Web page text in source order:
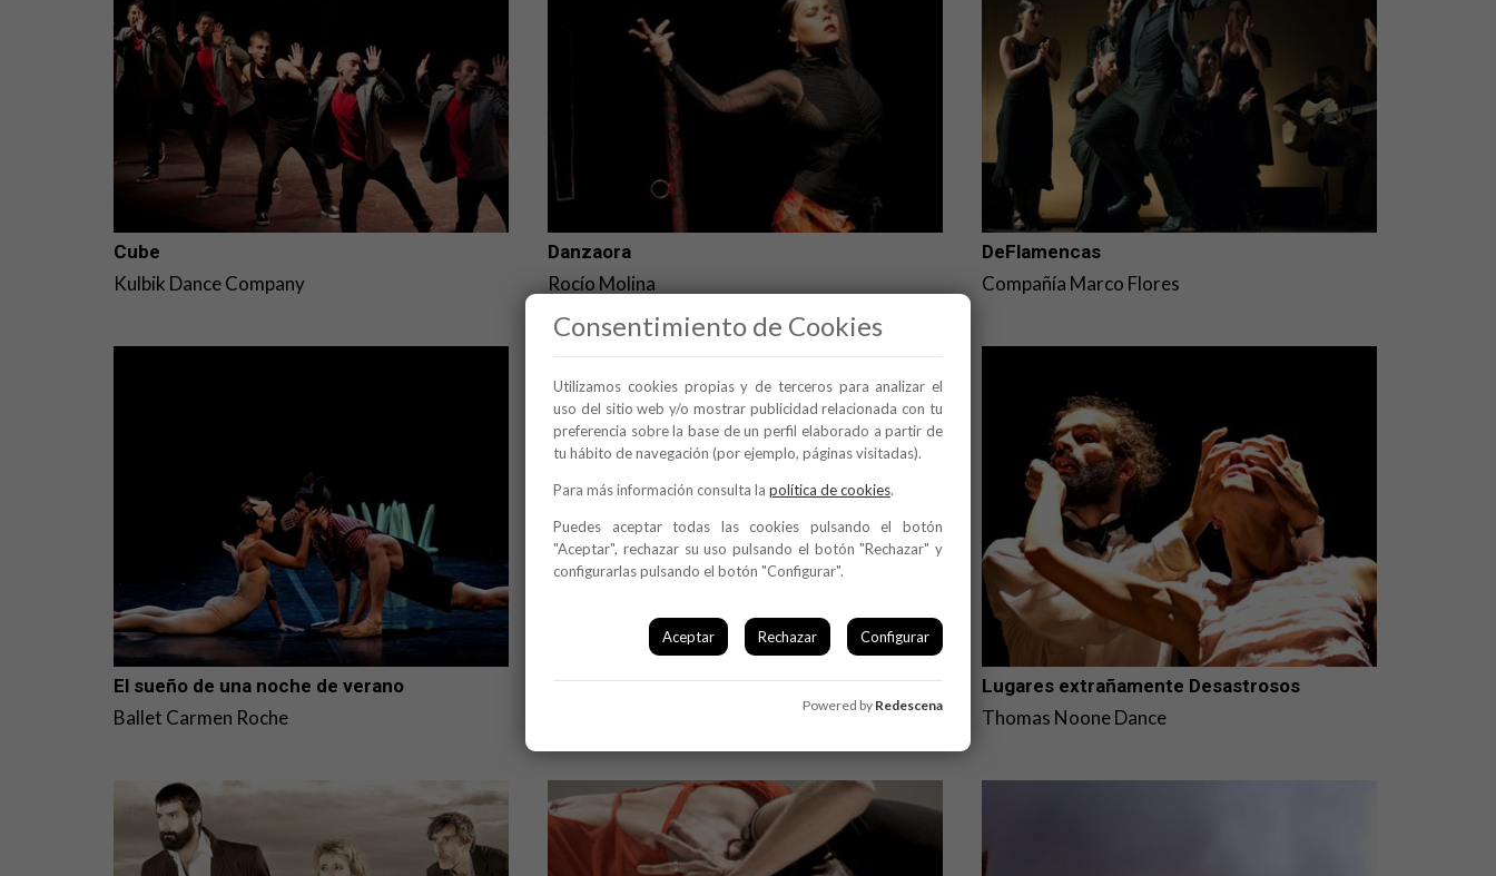
Cube
Kulbik Dance Company
Danzaora
Rocío Molina
DeFlamencas
Compañía Marco Flores
El sueño de una noche de verano
Ballet Carmen Roche
LIMITS Lugares extrañamente Desastrosos
Thomas Noone Dance
Consentimiento de Cookies
Utilizamos cookies propias y de terceros para analizar el
uso del sitio web y/o mostrar publicidad relacionada con tu
preferencia sobre la base de un perfil elaborado a partir de
tu hábito de navegación (por ejemplo, páginas visitadas).
Para más información consulta la política de cookies.
Puedes aceptar todas las cookies pulsando el botón
"Aceptar", rechazar su uso pulsando el botón "Rechazar" y
configurarlas pulsando el botón "Configurar".
Aceptar Rechazar Configurar
Powered by Redescena